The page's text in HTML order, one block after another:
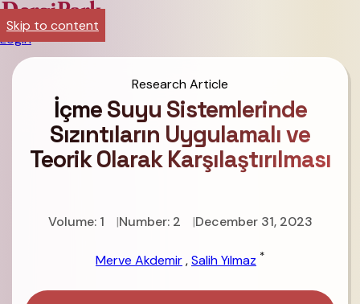
Login
Research Article
İçme Suyu Sistemlerinde
Sızıntıların Uygulamalı ve
Teorik Olarak Karşılaştırılması
Volume: 1 Number: 2 December 31, 2023
Merve Akdemir,Salih Yılmaz *
Skip to content